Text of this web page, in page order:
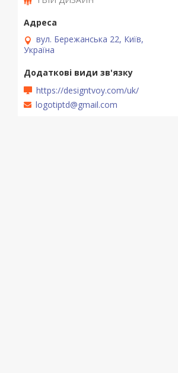
вул. Бережанська 22, Київ,
Україна
https://designtvoy.com/uk/
logotiptd@gmail.com